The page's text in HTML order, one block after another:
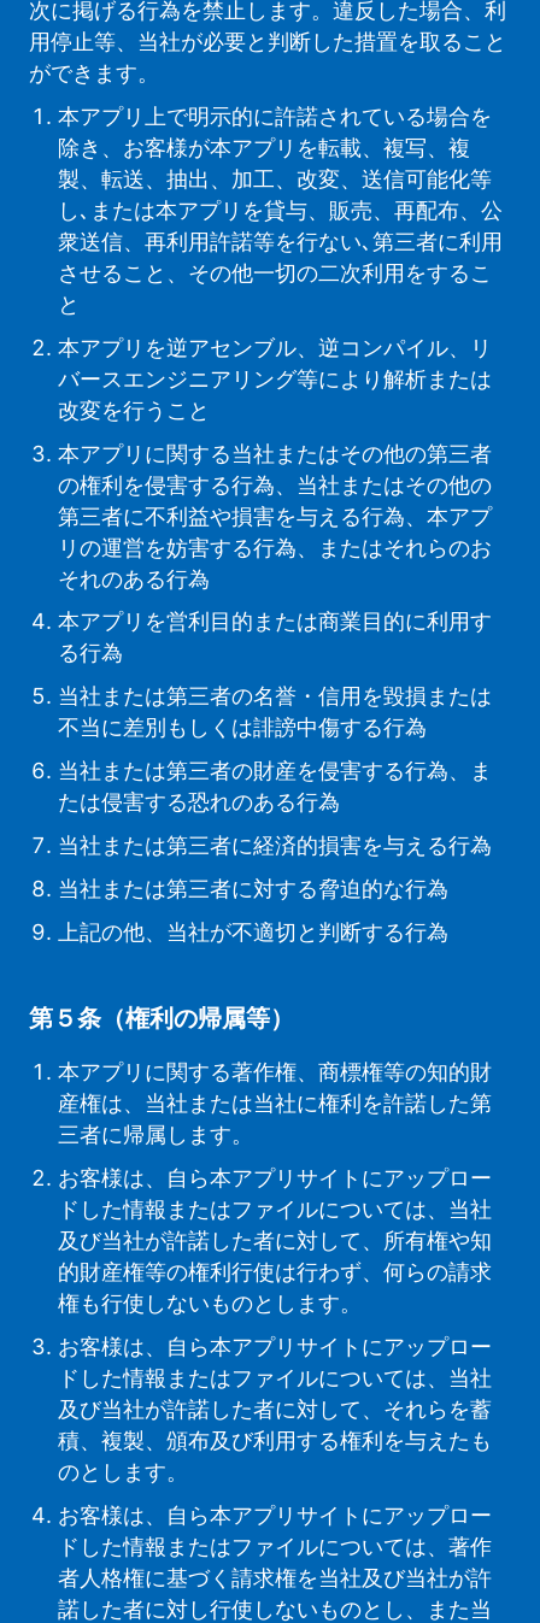
次に掲げる行為を禁止します。違反した場合、利
用停止等、当社が必要と判断した措置を取ること
ができます。
本アプリ上で明示的に許諾されている場合を
除き、お客様が本アプリを転載、複写、複
製、転送、抽出、加工、改変、送信可能化等
し､または本アプリを貸与、販売、再配布、公
衆送信、再利用許諾等を行ない､第三者に利用
させること、その他一切の二次利用をするこ
と
本アプリを逆アセンブル、逆コンパイル、リ
バースエンジニアリング等により解析または
改変を行うこと
本アプリに関する当社またはその他の第三者
の権利を侵害する行為、当社またはその他の
第三者に不利益や損害を与える行為、本アプ
リの運営を妨害する行為、またはそれらのお
それのある行為
本アプリを営利目的または商業目的に利用す
る行為
当社または第三者の名誉・信用を毀損または
不当に差別もしくは誹謗中傷する行為
当社または第三者の財産を侵害する行為、ま
たは侵害する恐れのある行為
当社または第三者に経済的損害を与える行為
当社または第三者に対する脅迫的な行為
上記の他、当社が不適切と判断する行為
第５条（権利の帰属等）
本アプリに関する著作権、商標権等の知的財
産権は、当社または当社に権利を許諾した第
三者に帰属します。
お客様は、自ら本アプリサイトにアップロー
ドした情報またはファイルについては、当社
及び当社が許諾した者に対して、所有権や知
的財産権等の権利行使は行わず、何らの請求
権も行使しないものとします。
お客様は、自ら本アプリサイトにアップロー
ドした情報またはファイルについては、当社
及び当社が許諾した者に対して、それらを蓄
積、複製、頒布及び利用する権利を与えたも
のとします。
お客様は、自ら本アプリサイトにアップロー
ドした情報またはファイルについては、著作
者人格権に基づく請求権を当社及び当社が許
諾した者に対し行使しないものとし、また当